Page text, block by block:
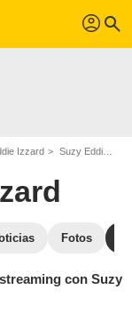
profil search
Izzard Suzy Eddie Izzard : películas y series online
Fotos
con Suzy